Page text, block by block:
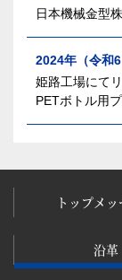
日本機械金型
2024年（令和6
姫路工場にて
PETボトル用
トップメッ
沿革